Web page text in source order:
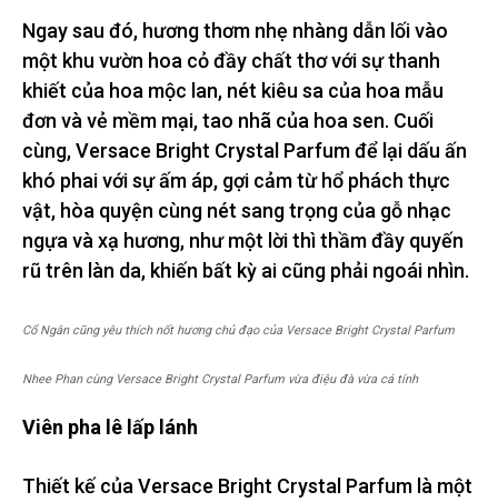
Ngay sau đó, hương thơm nhẹ nhàng dẫn lối vào
một khu vườn hoa cỏ đầy chất thơ với sự thanh
khiết của hoa mộc lan, nét kiêu sa của hoa mẫu
đơn và vẻ mềm mại, tao nhã của hoa sen. Cuối
cùng, Versace Bright Crystal Parfum để lại dấu ấn
khó phai với sự ấm áp, gợi cảm từ hổ phách thực
vật, hòa quyện cùng nét sang trọng của gỗ nhạc
ngựa và xạ hương, như một lời thì thầm đầy quyến
rũ trên làn da, khiến bất kỳ ai cũng phải ngoái nhìn.
Cổ Ngân cũng yêu thích nốt hương chủ đạo của Versace Bright Crystal Parfum
Nhee Phan cùng Versace Bright Crystal Parfum vừa điệu đà vừa cá tính
Viên pha lê lấp lánh
Thiết kế của Versace Bright Crystal Parfum là một